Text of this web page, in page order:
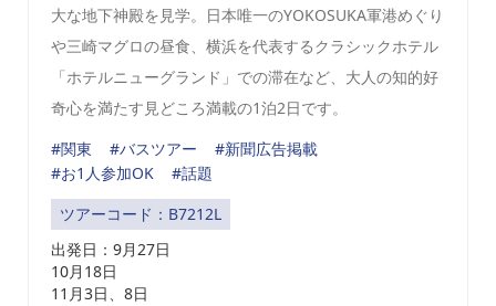
大な地下神殿を見学。日本唯一のYOKOSUKA軍港めぐり
や三崎マグロの昼食、横浜を代表するクラシックホテル
「ホテルニューグランド」での滞在など、大人の知的好
奇心を満たす見どころ満載の1泊2日です。
#関東
#バスツアー
#新聞広告掲載
#お1人参加OK
#話題
ツアーコード：B7212L
出発日： 9月27日
10月18日
11月3日、8日